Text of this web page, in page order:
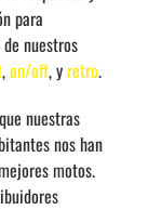
para
nuestros
,on/off, yretro.
nuestras
nos han
motos.